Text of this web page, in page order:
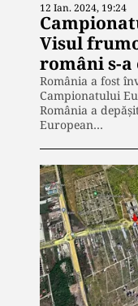
12 Ian. 2024, 19:24
Visul
români s-
România a fost
Campionatului
România a
European…